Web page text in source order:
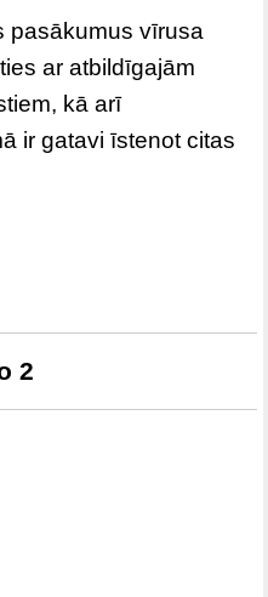
pasākumus vīrusa
ar atbildīgajām
kā arī
ir gatavi īstenot citas
2